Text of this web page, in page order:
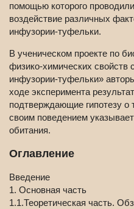
помощью которого
воздействие различных
инфузории-туфельки.
В ученическом проекте по
физико-химических свойств
инфузории-туфельки»
ходе эксперимента
подтверждающие гипотезу
своим поведением
обитания.
Оглавление
Введение
1. Основная часть
1.1.Теоретическая часть.